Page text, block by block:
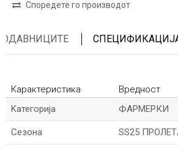
Споредете го производот
Карактеристика
Вредност
Kатегорија
ФАРМЕРКИ
Сезона SS25